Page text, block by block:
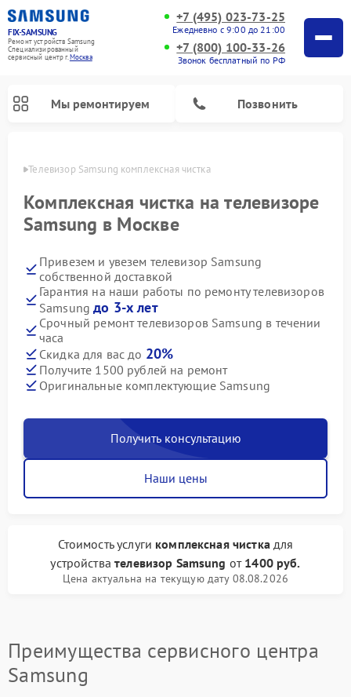
FIX-SAMSUNG
Ремонт устройств Samsung
Специализированный
cервисный центр г.Москва
+7 (495) 023-73-25
Ежедневно с 9:00 до 21:00
+7 (800) 100-33-26
Звонок бесплатный по РФ
Мы ремонтируем Позвонить
Телевизор Samsung комплексная чистка
Комплексная чистка на телевизоре
Samsung в Москве
Привезем и увезем телевизор Samsung
собственной доставкой
Гарантия на наши работы по ремонту телевизоров
Samsungдо 3-х лет
Срочный ремонт телевизоров Samsung в течении
часа
Скидка для вас до 20%
Получите 1500 рублей на ремонт
Оригинальные комплектующие Samsung
Получить консультацию
Наши цены
Стоимость услуги комплексная чисткадля
устройствателевизор Samsung от 1400 руб.
Цена актуальна на текущую дату 08.08.2026
Преимущества сервисного центра
Samsung